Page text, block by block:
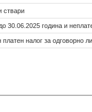
ствари
30.06.2025 година и
налог за одговорно